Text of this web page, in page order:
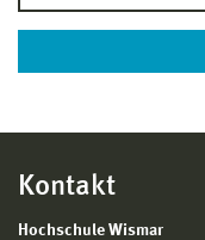
Kontakt
Hochschule Wismar